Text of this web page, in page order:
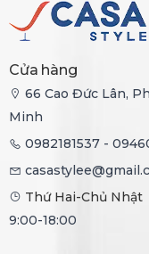
Cửa hàng
66 Cao Đức Lân,
Minh
0982181537 -
Thứ Hai-Chủ Nhật
9:00-18:00